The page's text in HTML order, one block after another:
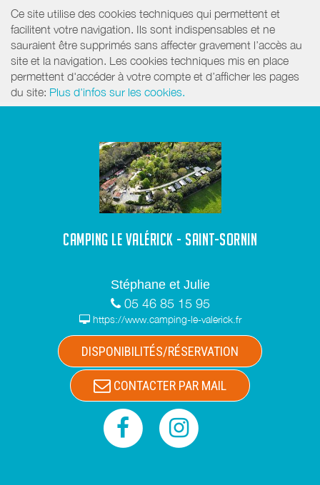
Ce site utilise des cookies techniques qui permettent et
facilitent votre navigation. Ils sont indispensables et ne
sauraient être supprimés sans affecter gravement l’accès au
site et la navigation. Les cookies techniques mis en place
permettent d'accéder à votre compte et d’afficher les pages
du site: Plus d'infos sur les cookies.
CAMPING LE VALÉRICK - SAINT-SORNIN
Stéphane et Julie
05 46 85 15 95
https://www.camping-le-valerick.fr
DISPONIBILITÉS/RÉSERVATION
CONTACTER PAR MAIL